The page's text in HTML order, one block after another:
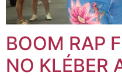
BOOM RAP
NO KLÉBER